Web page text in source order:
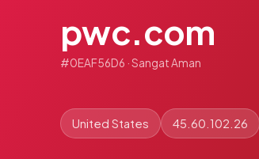
pwc.com
#0EAF56D6 · Sangat Aman
United States 45.60.102.26